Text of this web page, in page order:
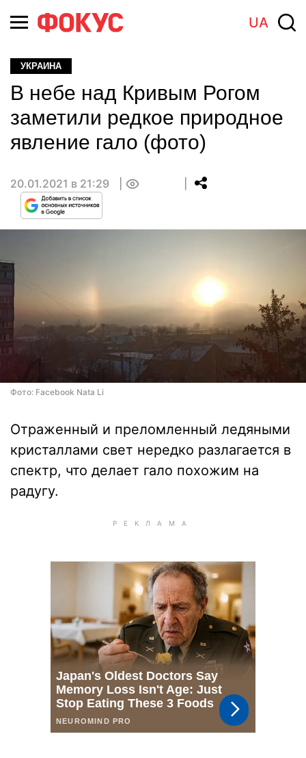
UA
УКРАИНА
В небе над Кривым Рогом
заметили редкое природное
явление гало (фото)
20.01.2021 в 21:29
Фото: Facebook Nata Li
Отраженный и преломленный ледяными
кристаллами свет нередко разлагается в
спектр, что делает гало похожим на
радугу.